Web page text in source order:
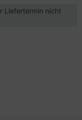
Liefertermin nicht